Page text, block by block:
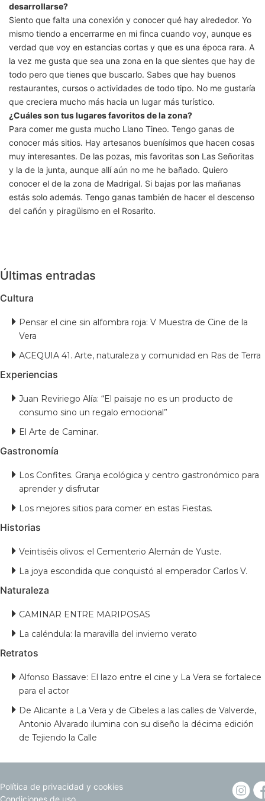
desarrollarse?
Siento que falta una conexión y conocer qué hay alrededor. Yo
mismo tiendo a encerrarme en mi finca cuando voy, aunque es
verdad que voy en estancias cortas y que es una época rara. A
la vez me gusta que sea una zona en la que sientes que hay de
todo pero que tienes que buscarlo. Sabes que hay buenos
restaurantes, cursos o actividades de todo tipo. No me gustaría
que creciera mucho más hacia un lugar más turístico.
¿Cuáles son tus lugares favoritos de la zona?
Para comer me gusta mucho Llano Tineo. Tengo ganas de
conocer más sitios. Hay artesanos buenísimos que hacen cosas
muy interesantes. De las pozas, mis favoritas son Las Señoritas
y la de la junta, aunque allí aún no me he bañado. Quiero
conocer el de la zona de Madrigal. Si bajas por las mañanas
estás solo además. Tengo ganas también de hacer el descenso
del cañón y piragüismo en el Rosarito.
Últimas entradas
Cultura
Pensar el cine sin alfombra roja: V Muestra de Cine de la
Vera
ACEQUIA 41. Arte, naturaleza y comunidad en Ras de Terra
Experiencias
Juan Reviriego Alía: “El paisaje no es un producto de
consumo sino un regalo emocional”
El Arte de Caminar.
Gastronomía
Los Confites. Granja ecológica y centro gastronómico para
aprender y disfrutar
Los mejores sitios para comer en estas Fiestas.
Historias
Veintiséis olivos: el Cementerio Alemán de Yuste.
La joya escondida que conquistó al emperador Carlos V.
Naturaleza
CAMINAR ENTRE MARIPOSAS
La caléndula: la maravilla del invierno verato
Retratos
Alfonso Bassave: El lazo entre el cine y La Vera se fortalece
para el actor
De Alicante a La Vera y de Cibeles a las calles de Valverde,
Antonio Alvarado ilumina con su diseño la décima edición
de Tejiendo la Calle
Política de privacidad y cookies
Condiciones de uso